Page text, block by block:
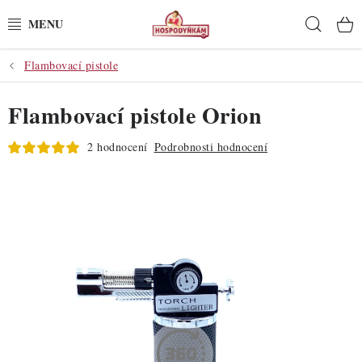
na
POTŘEBY
POMŮCKY
SUROVINY
DO KUCHYNĚ
Flambovací pistole
Flambovací pistole Orion
2 hodnocení Podrobnosti hodnocení